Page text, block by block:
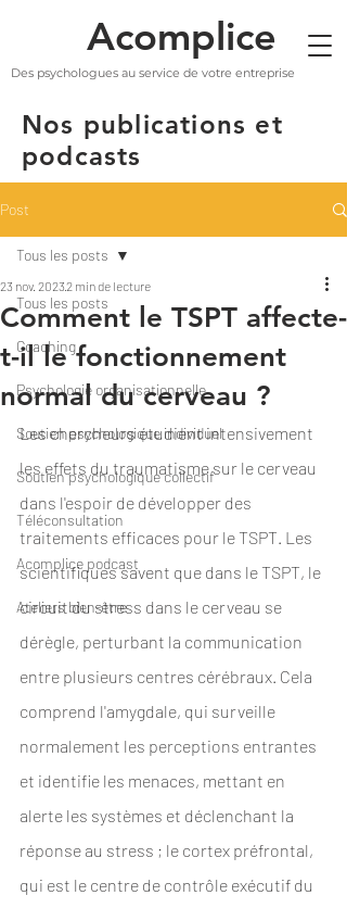
Acomplice
Des psychologues au service de votre entreprise
Nos publications et
podcasts
Post
Tous les posts
Coaching
Psychologie organisationnelle
Soutien psychologique individuel
Soutien psychologique collectif
Téléconsultation
Acomplice podcast
Ateliers bien-être
Tous les posts
Comment le TSPT affecte-
t-il le fonctionnement
normal du cerveau ?
23 nov. 20232 min de lecture
Les chercheurs étudient intensivement
les effets du traumatisme sur le cerveau
dans l'espoir de développer des
traitements efficaces pour le TSPT. Les
scientifiques savent que dans le TSPT, le
circuit du stress dans le cerveau se
dérègle, perturbant la communication
entre plusieurs centres cérébraux. Cela
comprend l'amygdale, qui surveille
normalement les perceptions entrantes
et identifie les menaces, mettant en
alerte les systèmes et déclenchant la
réponse au stress ; le cortex préfrontal,
qui est le centre de contrôle exécutif du